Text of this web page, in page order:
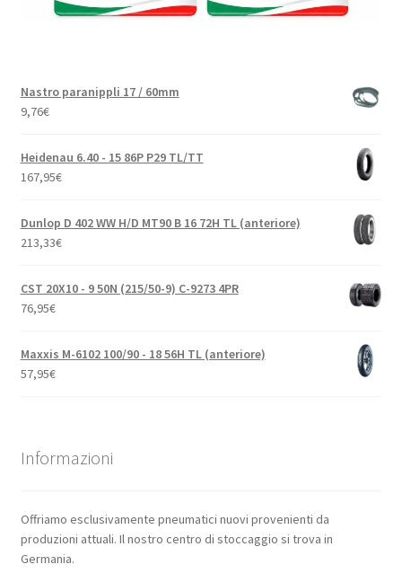
Nastro paranippli 17 / 60mm
9,76€
Heidenau 6.40 - 15 86P P29 TL/TT
167,95€
Dunlop D 402 WW H/D MT90 B 16 72H TL (anteriore)
213,33€
CST 20X10 - 9 50N (215/50-9) C-9273 4PR
76,95€
Maxxis M-6102 100/90 - 18 56H TL (anteriore)
57,95€
Informazioni
Offriamo esclusivamente pneumatici nuovi provenienti da
produzioni attuali. Il nostro centro di stoccaggio si trova in
Germania.